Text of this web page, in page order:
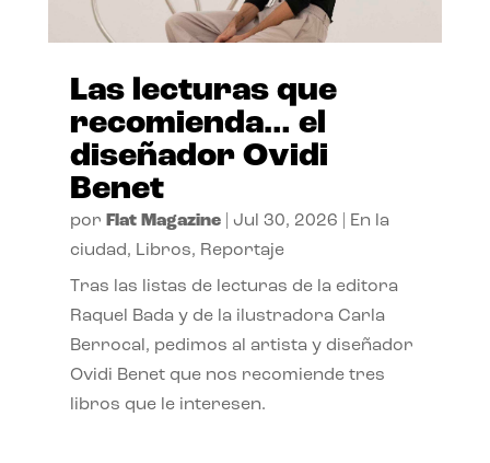
Las lecturas que
recomienda… el
diseñador Ovidi
Benet
por Flat Magazine| Jul 30, 2026
En la
ciudad, Libros, Reportaje
Tras las listas de lecturas de la editora
Raquel Bada y de la ilustradora Carla
Berrocal, pedimos al artista y diseñador
Ovidi Benet que nos recomiende tres
libros que le interesen.